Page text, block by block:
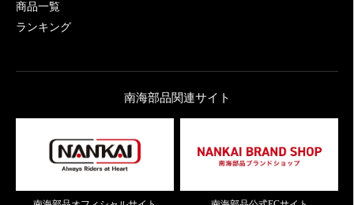
商品一覧
ランキング
南海部品関連サイト